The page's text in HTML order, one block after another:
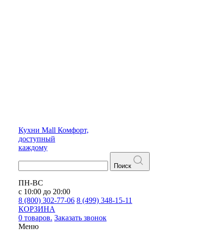
Кухни Mall Комфорт,
доступный
каждому
Поиск
ПН-ВС
с 10:00 до 20:00
8 (800) 302-77-06 8 (499) 348-15-11
КОРЗИНА
0 товаров. Заказать звонок
Меню